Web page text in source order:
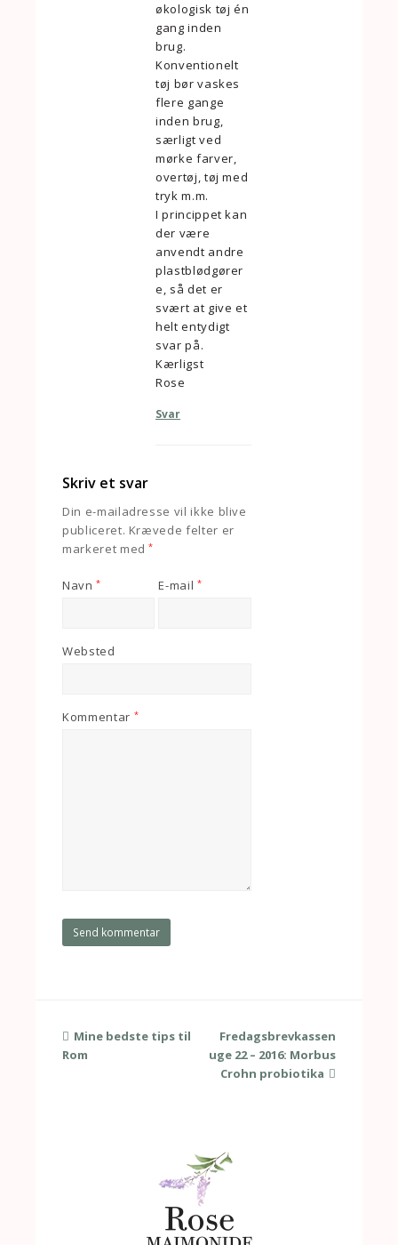
økologisk tøj én
gang inden
brug.
Konventionelt
tøj bør vaskes
flere gange
inden brug,
særligt ved
mørke farver,
overtøj, tøj med
tryk m.m.
I princippet kan
der være
anvendt andre
plastblødgører
e, så det er
svært at give et
helt entydigt
svar på.
Kærligst
Rose
Svar
Skriv et svar
Din e-mailadresse vil ikke blive
publiceret. Krævede felter er
markeret med*
Navn* E-mail *
Websted
Kommentar *
previous
post:
Mine bedste tips til
Rom
next
post:
Fredagsbrevkassen
uge 22 – 2016: Morbus
Crohn probiotika